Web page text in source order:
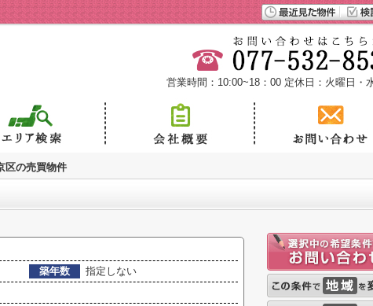
営業時間：10:00~18：00 定休日：火曜日・
区の売買物件
築年数
指定しない